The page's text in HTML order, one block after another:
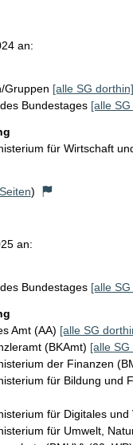
an:
Gruppen [alle SG dorthin]
Bundestages [alle
für Wirtschaft
)
an:
Bundestages [alle
Amt (AA) [alle SG
(BKAmt) [alle
der Finanzen
für Bildung und
für Digitales
für Umwelt,